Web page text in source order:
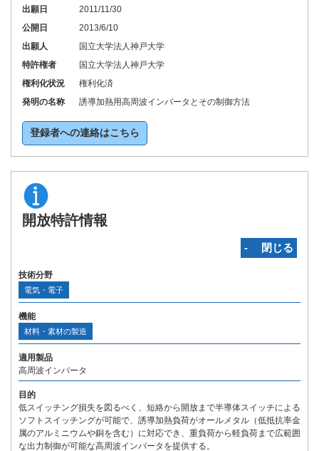
出願日
2011/11/30
公開日
2013/6/10
出願人
国立大学法人神戸大学
特許権者
国立大学法人神戸大学
権利化状況
権利化済
発明の名称
誘導加熱用高周波インバータとその制御方法
登録者への連絡はこちら
開放特許情報
‐ 閉じる
技術分野
電気・電子
機能
材料・素材の製造
適用製品
高周波インバータ
目的
低スイッチング損失を図るべく、短絡から開放まで半導体スイッチによる
ソフトスイッチングが可能で、誘導加熱負荷がオールメタル（低抵抗率金
属のアルミニウムや銅を含む）に対応でき、重負荷から軽負荷まで広範囲
な出力制御が可能な高周波インバータを提供する。